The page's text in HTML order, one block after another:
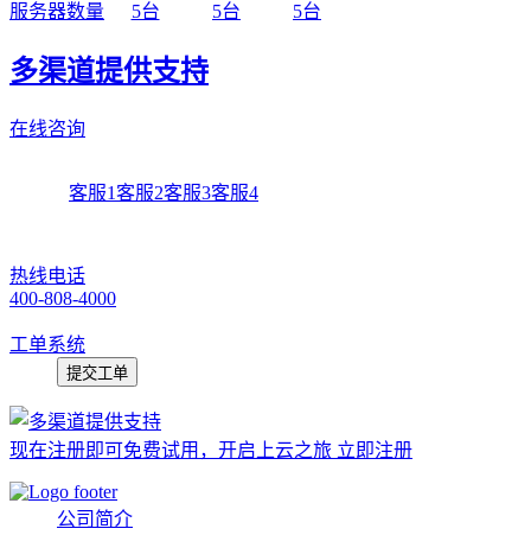
服务器数量
5台 5台 5台
多渠道提供支持
在线咨询
客服1客服2客服3客服4
热线电话
400-808-4000
工单系统
提交工单
现在注册即可免费试用，开启上云之旅 立即注册
公司简介